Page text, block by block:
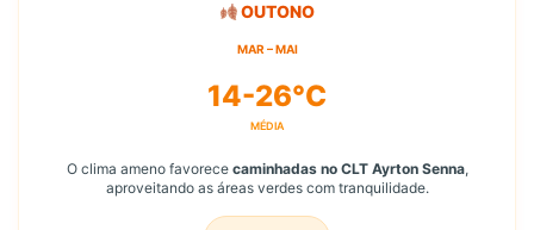
OUTONO
MAR – MAI
14-26°C
MÉDIA
O clima ameno favorece caminhadas no CLT Ayrton Senna,
aproveitando as áreas verdes com tranquilidade.